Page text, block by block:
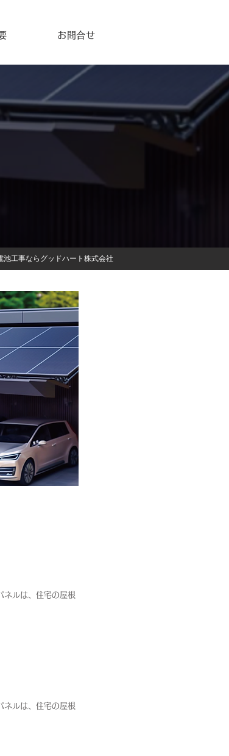
お問合せ
工事ならグッドハート株式会社
ネルは、住宅の屋根
ネルは、住宅の屋根